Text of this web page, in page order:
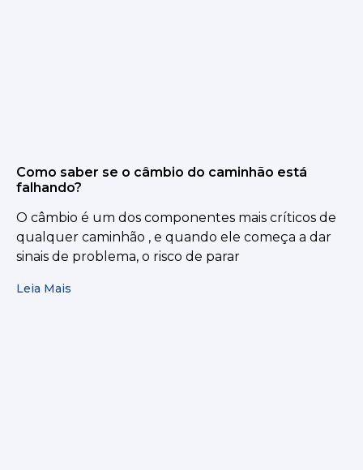
Como saber se o câmbio do caminhão está
falhando?
O câmbio é um dos componentes mais críticos de
qualquer caminhão , e quando ele começa a dar
sinais de problema, o risco de parar
Leia Mais